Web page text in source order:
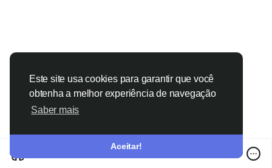
Este site usa cookies para garantir que você
obtenha a melhor experiência de navegação
Saber mais
Aceitar!